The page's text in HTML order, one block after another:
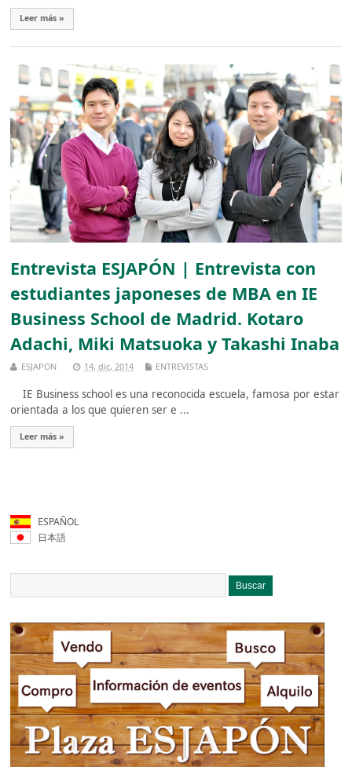
Leer más »
Entrevista ESJAPÓN | Entrevista con
estudiantes japoneses de MBA en IE
Business School de Madrid. Kotaro
Adachi, Miki Matsuoka y Takashi Inaba
ESJAPON 14, dic, 2014 ENTREVISTAS
IE Business school es una reconocida escuela, famosa por estar
orientada a los que quieren ser e ...
Leer más »
ESPAÑOL
日本語